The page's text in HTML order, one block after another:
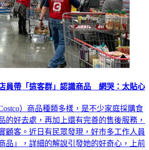
員帶「這客群」認識商品 網哭：太貼心
）商品種類多樣，是不少家庭採購食
的好去處，再加上還有完善的售後服務，
顧客。近日有民眾發現，好市多工作人員
品」，詳細的解說引發她的好奇心，上前